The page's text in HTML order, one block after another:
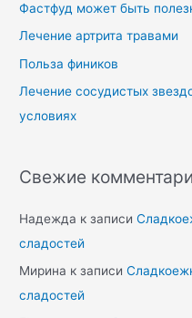
Фастфуд может быть
Лечение артрита травами
Польза фиников
Лечение сосудистых
условиях
Свежие
Надежда к записи
сладостей
Мирина к записи
сладостей